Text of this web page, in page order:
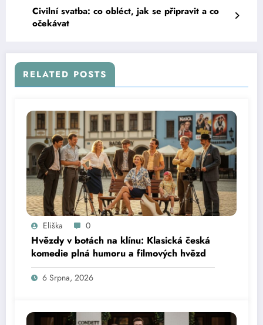
Civilní svatba: co obléct, jak se připravit a co
očekávat
RELATED POSTS
Eliška 0
Hvězdy v botách na klínu: Klasická česká
komedie plná humoru a filmových hvězd
6 Srpna, 2026